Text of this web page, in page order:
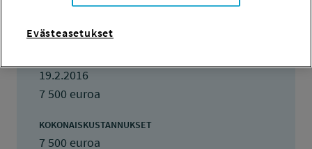
TOTEUTUSAIKA
1.4.2016 - 31.3.2017
19.2.2016
7 500 euroa
KOKONAISKUSTANNUKSET
7 500 euroa
Evästeasetukset